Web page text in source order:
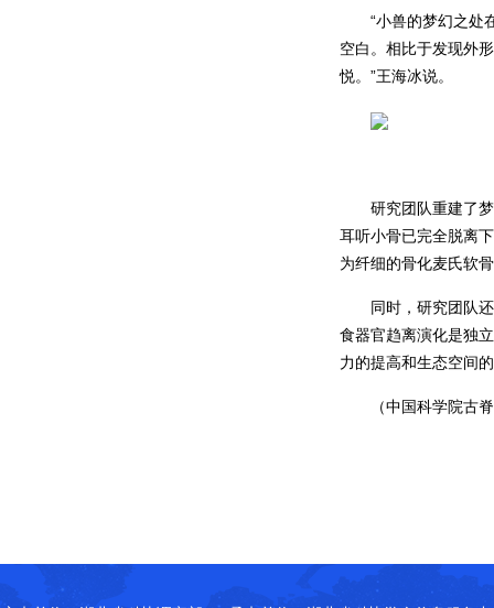
“小兽的梦幻之处
空白。相比于发现外
悦。”王海冰说。
研究团队重建了
耳听小骨已完全脱离
为纤细的骨化麦氏软
同时，研究团队
食器官趋离演化是独
力的提高和生态空间
（中国科学院古